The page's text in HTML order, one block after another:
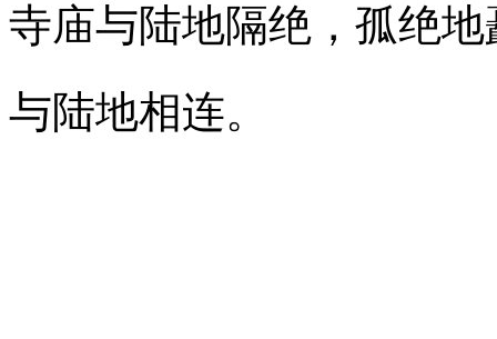
寺庙与陆地隔绝，孤绝
与陆地相连。